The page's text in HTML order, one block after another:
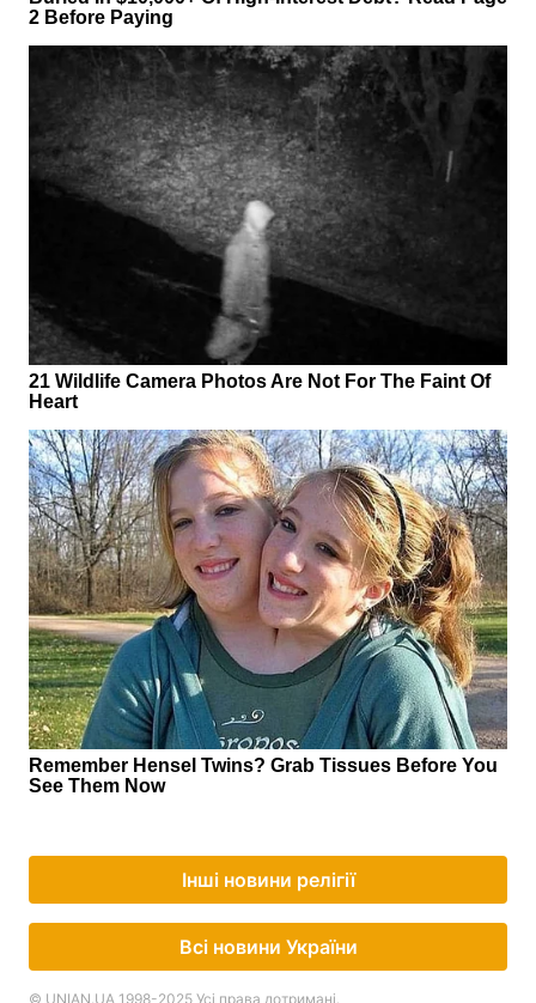
Інші новини релігії
Всі новини України
© UNIAN.UA 1998-2025 Усі права дотримані.